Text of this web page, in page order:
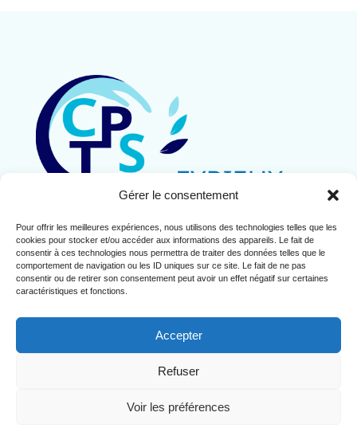
Gérer le consentement
Pour offrir les meilleures expériences, nous utilisons des technologies telles que les
cookies pour stocker et/ou accéder aux informations des appareils. Le fait de
consentir à ces technologies nous permettra de traiter des données telles que le
comportement de navigation ou les ID uniques sur ce site. Le fait de ne pas
consentir ou de retirer son consentement peut avoir un effet négatif sur certaines
caractéristiques et fonctions.
Accepter
Refuser
Voir les préférences
Contact
Mentions légales
Politique de cookies (UE)